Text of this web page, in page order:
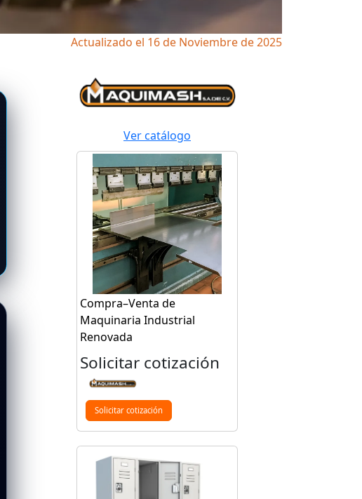
Actualizado el 16 de Noviembre de 2025
Ver catálogo
Compra–Venta de
Maquinaria Industrial
Renovada
Solicitar cotización
Solicitar cotización